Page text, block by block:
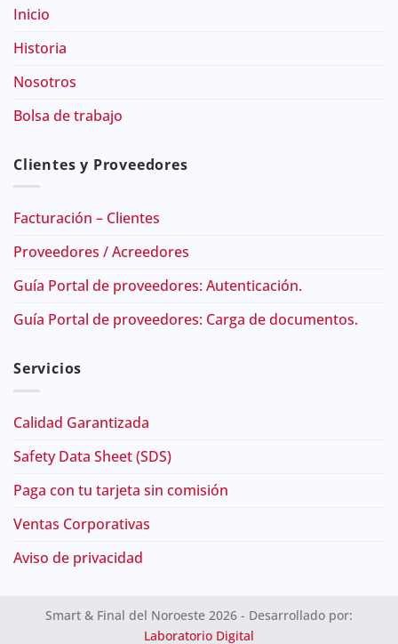
Inicio
Historia
Nosotros
Bolsa de trabajo
Clientes y Proveedores
Facturación – Clientes
Proveedores / Acreedores
Guía Portal de proveedores: Autenticación.
Guía Portal de proveedores: Carga de documentos.
Servicios
Calidad Garantizada
Safety Data Sheet (SDS)
Paga con tu tarjeta sin comisión
Ventas Corporativas
Aviso de privacidad
Smart & Final del Noroeste 2026 - Desarrollado por:
Laboratorio Digital